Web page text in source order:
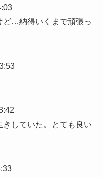
ど…納得いくまで頑張っ
していた。とても良い